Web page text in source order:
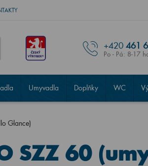
+420 461
Po - Pá: 8-17
Umyvadla Doplňky WC
Glance)
SZZ 60